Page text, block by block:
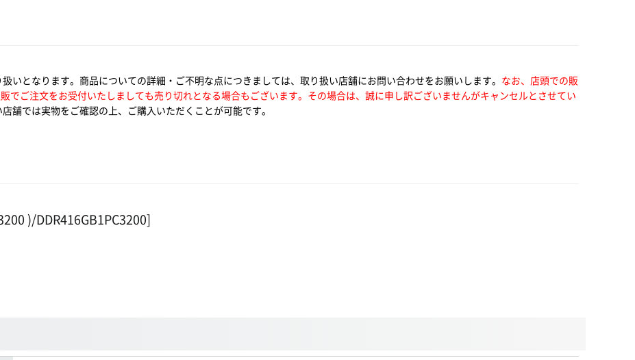
いとなります。商品についての詳細・ご不明な点につきましては、取り扱い店舗にお問い合わせをお願いします。 なお、店頭での販
でご注文をお受付いたしましても売り切れとなる場合もございます。その場合は、誠に申し訳ございませんがキャンセルとさせてい
舗では実物をご確認の上、ご購入いただくことが可能です。
)/DDR416GB1PC3200]